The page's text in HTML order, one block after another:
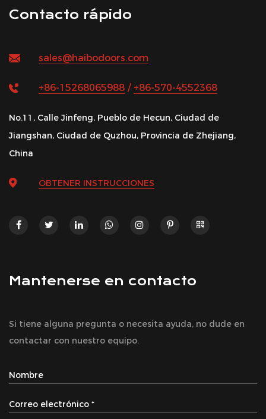
Contacto rápido
sales@haibodoors.com
+86-15268065988 / +86-570-4552368
No.11, Calle Jinfeng, Pueblo de Hecun, Ciudad de
Jiangshan, Ciudad de Quzhou, Provincia de Zhejiang,
China
OBTENER INSTRUCCIONES
Mantenerse en contacto
Si tiene alguna pregunta o necesita ayuda, no dude en
contactar con nuestro equipo.